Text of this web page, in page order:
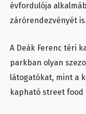
évfordulója
zárórendezvényét is.
A Deák Ferenc téri
parkban olyan
látogatókat, mint a
kapható street food